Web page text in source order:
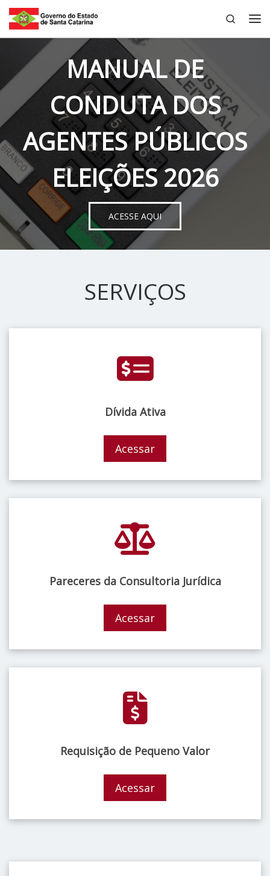
Skip to content
Search
MANUAL DE
CONDUTA DOS
AGENTES PÚBLICOS
ELEIÇÕES 2026
ACESSE AQUI
SERVIÇOS
Dívida Ativa
Acessar
Pareceres da Consultoria Jurídica
Acessar
Requisição de Pequeno Valor
Acessar